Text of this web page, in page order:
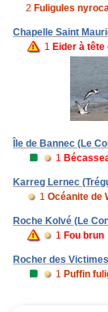
2 Fuligules
Chapelle Saint
1 Eider à tête
Île de Bannec (Le
1
Karreg Lernec
1 Océanite de
Roche Kolvé (Le
1 Fou brun
Rocher des
1 Puffin